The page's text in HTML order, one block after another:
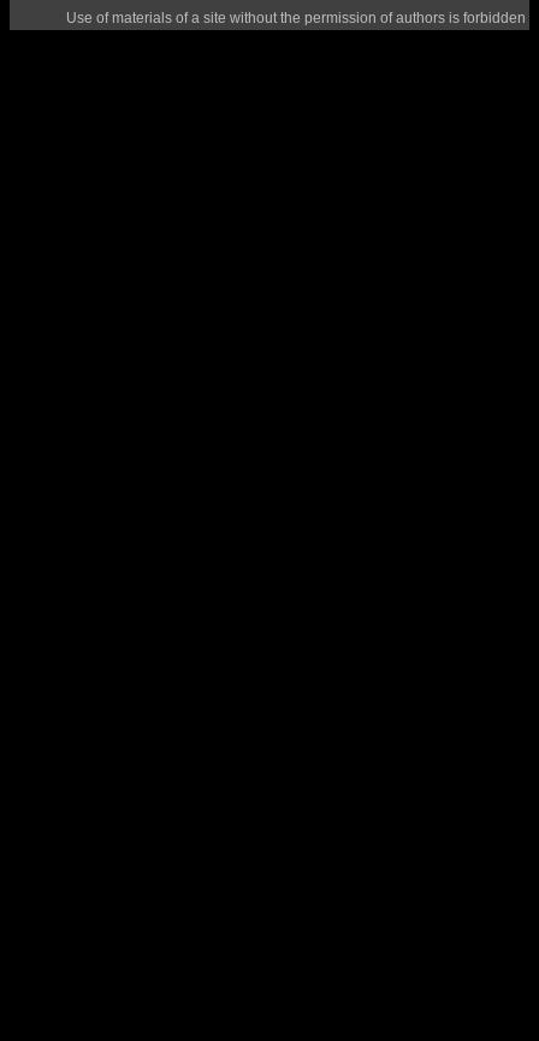
Use of materials of a site without the permission of authors is forbidden